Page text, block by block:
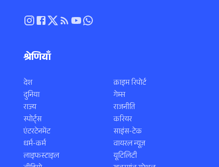
श्रेणियाँ
देश
दुनिया
राज्य
स्पोर्ट्स
एंटरटेनमेंट
धर्म-कर्म
लाइफस्टाइल
क्राइम रिपोर्ट
गेम्स
राजनीति
करियर
साइंस-टेक
वायरल न्यूज़
यूटिलिटी